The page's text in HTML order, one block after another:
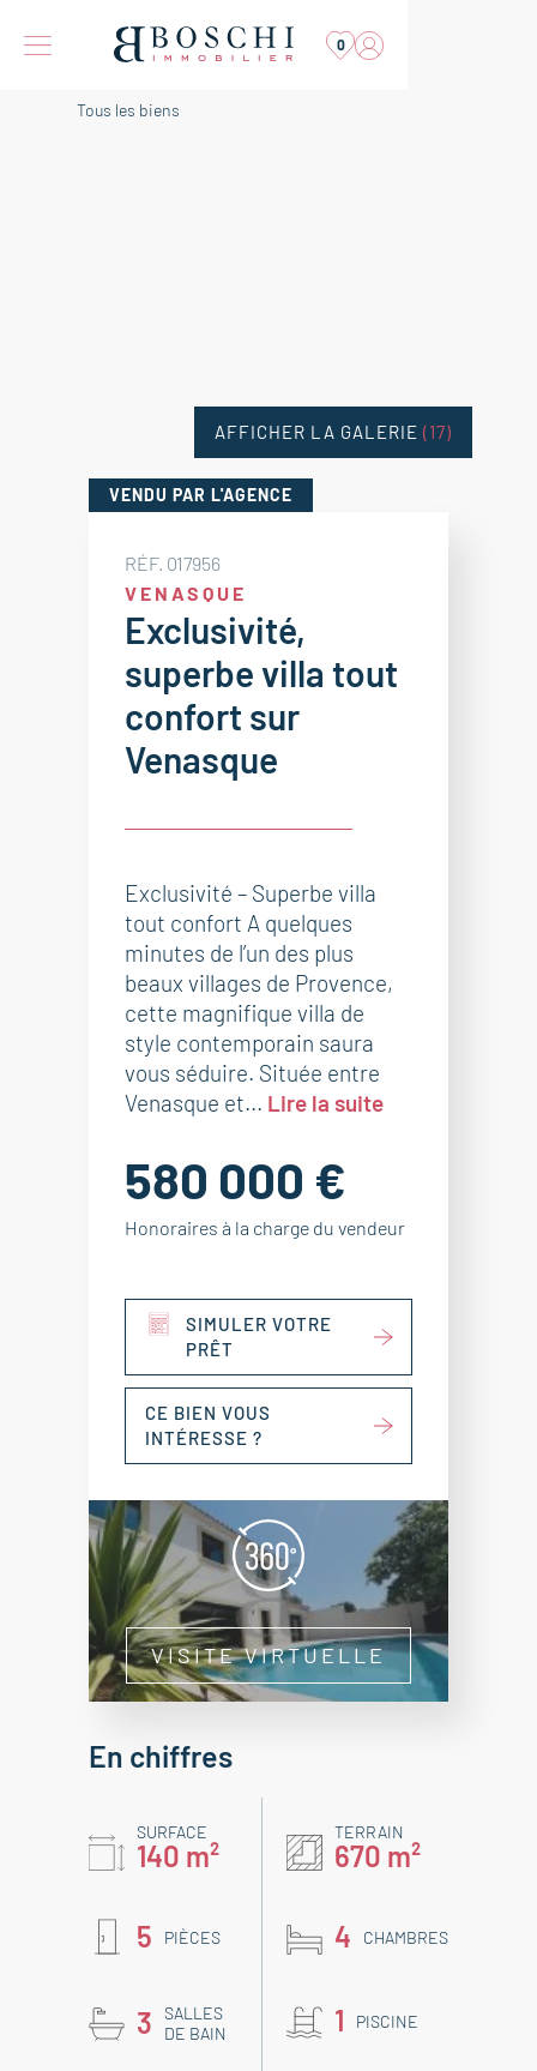
0
Tous les biens
VENDU PAR L'AGENCE
RÉF. 017956
VENASQUE
Exclusivité,
superbe villa tout
confort sur
Venasque
Exclusivité – Superbe villa
tout confort A quelques
minutes de l’un des plus
beaux villages de Provence,
cette magnifique villa de
style contemporain saura
vous séduire. Située entre
Venasque et... Lire la suite
580 000 €
Honoraires à la charge du vendeur
SIMULER VOTRE
PRÊT
CE BIEN VOUS
INTÉRESSE ?
VISITE VIRTUELLE
AFFICHER LA GALERIE (17)
En chiffres
SURFACE
140 m²
TERRAIN
670 m²
5 PIÈCES 4 CHAMBRES
3
SALLES
DE BAIN
1 PISCINE